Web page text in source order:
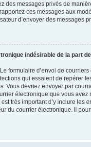
des messages privés de
ces messages aux
d’envoyer des messages
indésirable de la part
formulaire d’envoi de
qui essaient de repérer
Vous devriez envoyer par
électronique que vous avez
très important d’y inclure les
du courrier électronique. Il